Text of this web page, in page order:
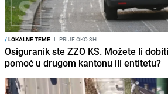
/LOKALNE TEME I PRIJE OKO 3H
Osiguranik ste ZZO KS. Možete li
pomoć u drugom kantonu ili entitetu?